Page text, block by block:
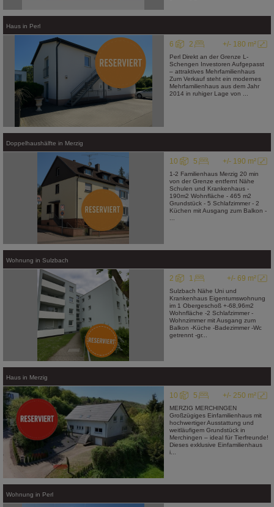
Haus in Perl
+/- 180 m²
6 2
Perl Direkt an der Grenze L-
Schengen Investoren Aufgepasst
– attraktives Mehrfamilienhaus
Zum Verkauf steht ein modernes
Mehrfamilienhaus aus dem Jahr
2014 in ruhiger Lage von ...
Doppelhaushälfte in Merzig
+/- 190 m²
10 5
1-2 Familienhaus Merzig 20 min
von der Grenze entfernt Nähe
Schulen und Krankenhaus -
190m2 Wohnfläche - 465 m2
Grundstück - 5 Schlafzimmer - 2
Küchen mit Ausgang zum Balkon -
Wohnung in Sulzbach
+/- 69 m²
2 1
Sulzbach Nähe Uni und
Krankenhaus Eigentumswohnung
im 1 Obergeschoß +-68,96m2
Wohnfläche -2 Schlafzimmer -
Wohnzimmer mit Ausgang zum
Balkon -Küche -Badezimmer -Wc
getrennt -gr...
Haus in Merzig
+/- 250 m²
10 5
MERZIG MERCHINGEN
Großzügiges Einfamilienhaus mit
hochwertiger Ausstattung und
weitläufigem Grundstück in
Merchingen – ideal für Tierfreunde!
Dieses exklusive Einfamilienhaus
i...
Wohnung in Perl